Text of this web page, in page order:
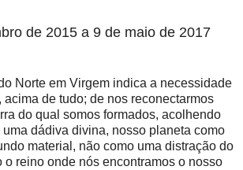
de 2015 a 9 de maio de 2017
Norte em Virgem indica a necessidade
acima de tudo; de nos reconectarmos
do qual somos formados, acolhendo
dádiva divina, nosso planeta como
material, não como uma distração do
o reino onde nós encontramos o nosso